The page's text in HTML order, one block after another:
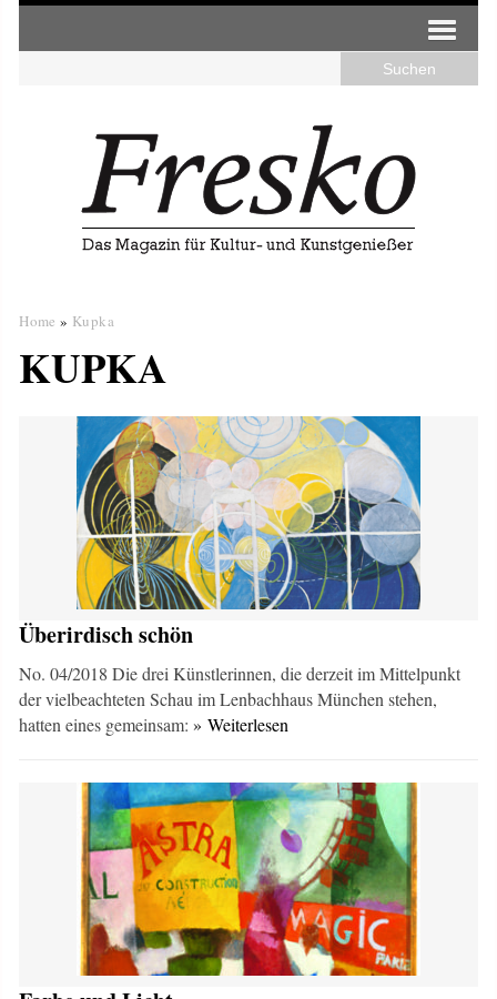
Home » Kupka
KUPKA
Überirdisch schön
No. 04/2018 Die drei Künstlerinnen, die derzeit im Mittelpunkt
der vielbeachteten Schau im Lenbachhaus München stehen,
hatten eines gemeinsam:» Weiterlesen